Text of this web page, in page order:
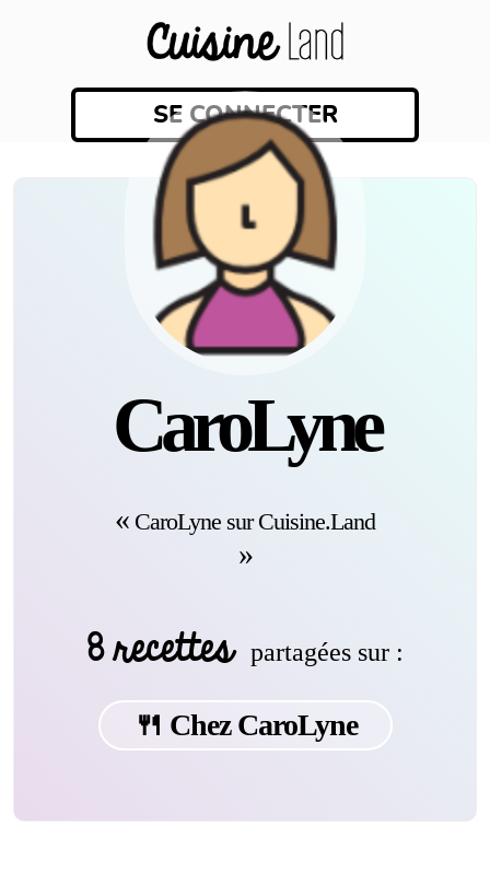
SE CONNECTER
CaroLyne
CaroLyne sur Cuisine.Land
8 recettes partagées sur :
🍴 Chez CaroLyne